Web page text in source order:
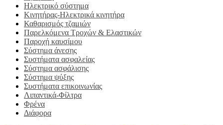
Ηλεκτρικό σύστημα
Κινητήρας-Ηλεκτρικά κινητήρα
Καθαρισμός τζαμιών
Παρελκόμενα Τροχών & Ελαστικών
Παροχή καυσίμου
Σύστημα άνεσης
Συστήματα ασφαλείας
Σύστημα ασφάλισης
Σύστημα ψύξης
Συστήματα επικοινωνίας
Λιπαντικά-Φίλτρα
Φρένα
Διάφορα